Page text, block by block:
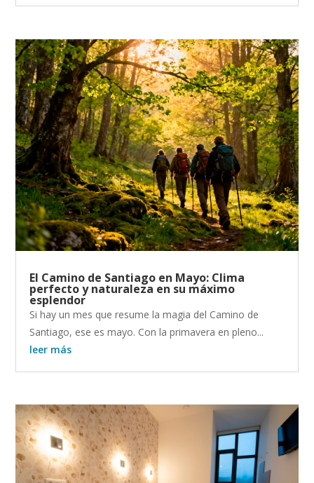
El Camino de Santiago en Mayo: Clima
perfecto y naturaleza en su máximo
esplendor
Si hay un mes que resume la magia del Camino de
Santiago, ese es mayo. Con la primavera en pleno...
leer más